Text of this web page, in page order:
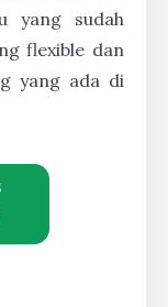
yang sudah
flexible dan
yang ada di